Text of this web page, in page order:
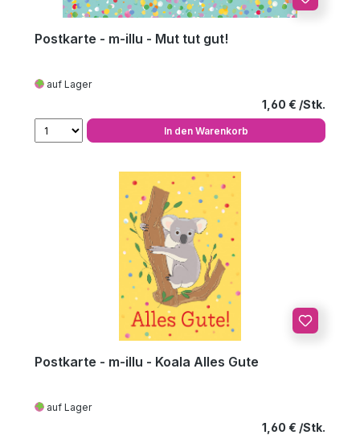
Postkarte - m-illu - Mut tut gut!
auf Lager
Regulärer
1,60 €
In den Warenkorb
Postkarte - m-illu - Koala Alles Gute
auf Lager
Regulärer
1,60 €